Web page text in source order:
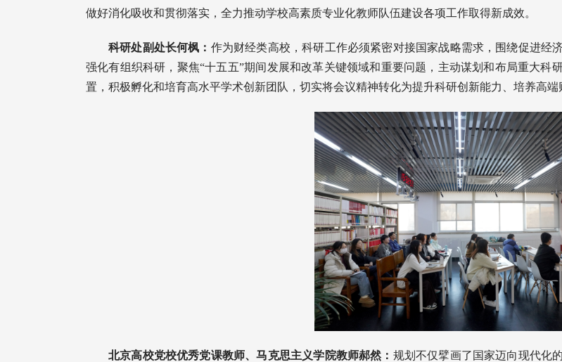
做好消化吸收和贯彻落实，全力推动学校高素质专业化教师队伍建设各项工作取得新成效。
科研处副处长何枫： 作为财经类高校，科研工作必须紧密对接国家战略需求，围绕促进经
强化有组织科研，聚焦“十五五”期间发展和改革关键领域和重要问题，主动谋划和布局重大
置，积极孵化和培育高水平学术创新团队，切实将会议精神转化为提升科研创新能力、培养高
北京高校党校优秀党课教师、马克思主义学院教师郝然： 规划不仅擘画了国家迈向现代化